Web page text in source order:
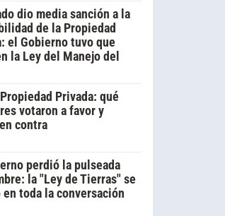
dio media sanción a la
de la Propiedad
el Gobierno tuvo que
la Ley del Manejo del
Privada: qué
votaron a favor y
contra
perdió la pulseada
la "Ley de Tierras" se
toda la conversación